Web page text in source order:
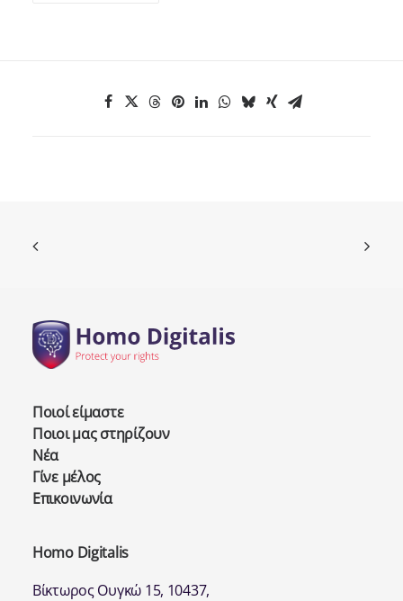
Ποιοί είμαστε
Ποιοι μας στηρίζουν
Νέα
Γίνε μέλος
Επικοινωνία
Homo Digitalis
Βίκτωρος Ουγκώ 15, 10437,